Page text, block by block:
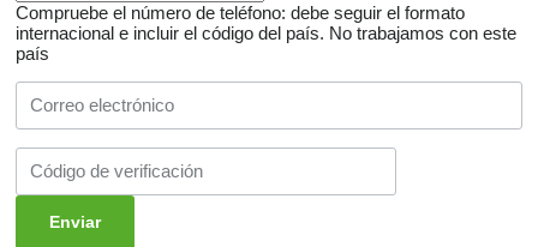
Compruebe el número de teléfono: debe seguir el formato
internacional e incluir el código del país. No trabajamos con este
país